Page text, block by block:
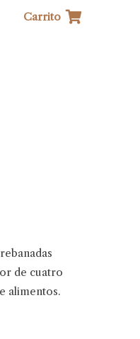
Carrito
de cuatro
alimentos.